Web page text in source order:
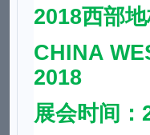
2018西部
CHINA
2018
展会时间：